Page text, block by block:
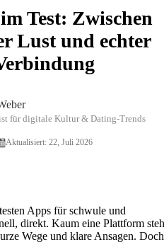
Joyclub
Sexkontakt-Portale
Online-Swingerclubs
Cougar Dating: Nischen,
Zweisam.de
50plus-Treff
Singlebörsen für Ihre Region
Test: Zwischen
Lust und echter
für digitale Kultur & Dating-Trends
Aktualisiert: 22, Juli 2026
Apps für schwule und
direkt. Kaum eine Plattform
Wege und klare Ansagen. Doch